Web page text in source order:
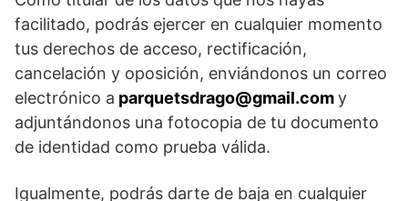
facilitado, podrás ejercer en cualquier momento
tus derechos de acceso, rectificación,
cancelación y oposición, enviándonos un correo
electrónico a parquetsdrago@gmail.comy
adjuntándonos una fotocopia de tu documento
de identidad como prueba válida.
Igualmente, podrás darte de baja en cualquier